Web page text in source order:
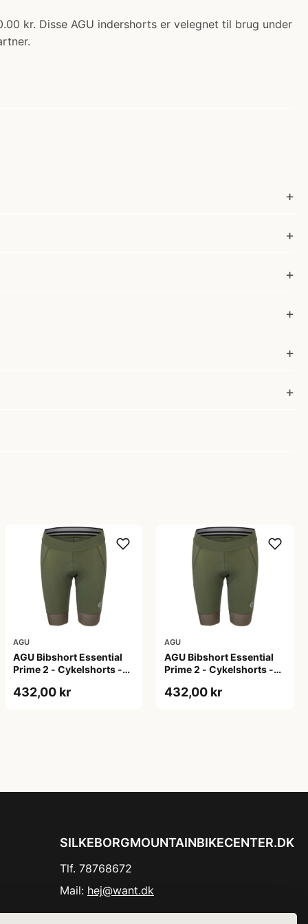
kr. Disse AGU indershorts er velegnet til brug under
AGU
AGU Bibshort Essential
Prime 2 - Cykelshorts -
2XL
432,00 kr
AGU
AGU Bibshort Essential
Prime 2 - Cykelshorts -
432,00 kr
SILKEBORGMOUNTAINBIKECENTER.DK
Tlf. 78768672
Mail: hej@want.dk